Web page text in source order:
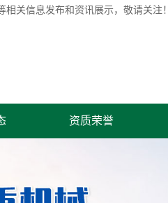
关信息发布和资讯展示，敬请关注！
资质荣誉